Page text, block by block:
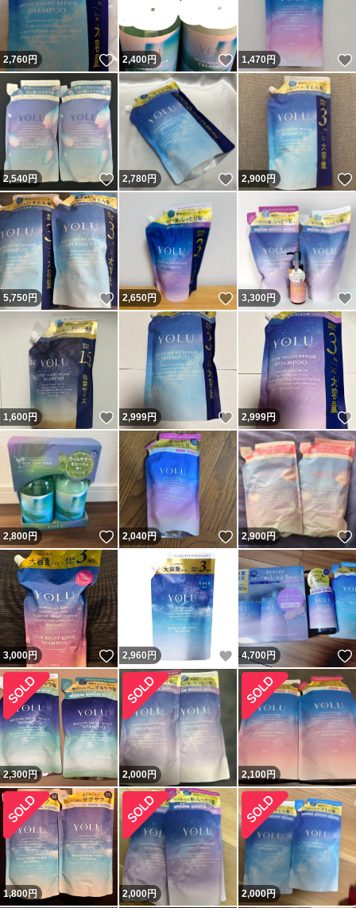
2,760円 いいね！
2,400円 いいね！
1,470円
2,540円 いいね！
2,780円 いいね！
2,900円
5,750円 いいね！
2,650円 いいね！
3,300円
1,600円 いいね！
2,999円 いいね！
2,999円
2,800円 いいね！
2,040円 いいね！
2,900円
3,000円 いいね！
2,960 円 いいね！
4,700円
2,300円 2,000円 2,100円
1,800円 2,000円 2,000円